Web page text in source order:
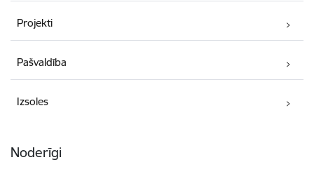
Projekti
Pašvaldība
Izsoles
Noderīgi